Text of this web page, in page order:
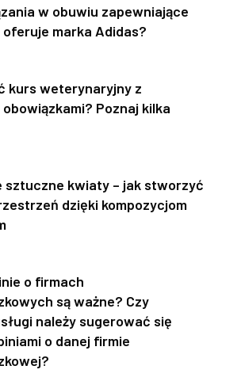
w obuwiu zapewniające
marka Adidas?
kurs weterynaryjny z
Poznaj kilka
sztuczne kwiaty – jak stworzyć
dzięki kompozycjom
o firmach
są ważne? Czy
należy sugerować się
o danej firmie